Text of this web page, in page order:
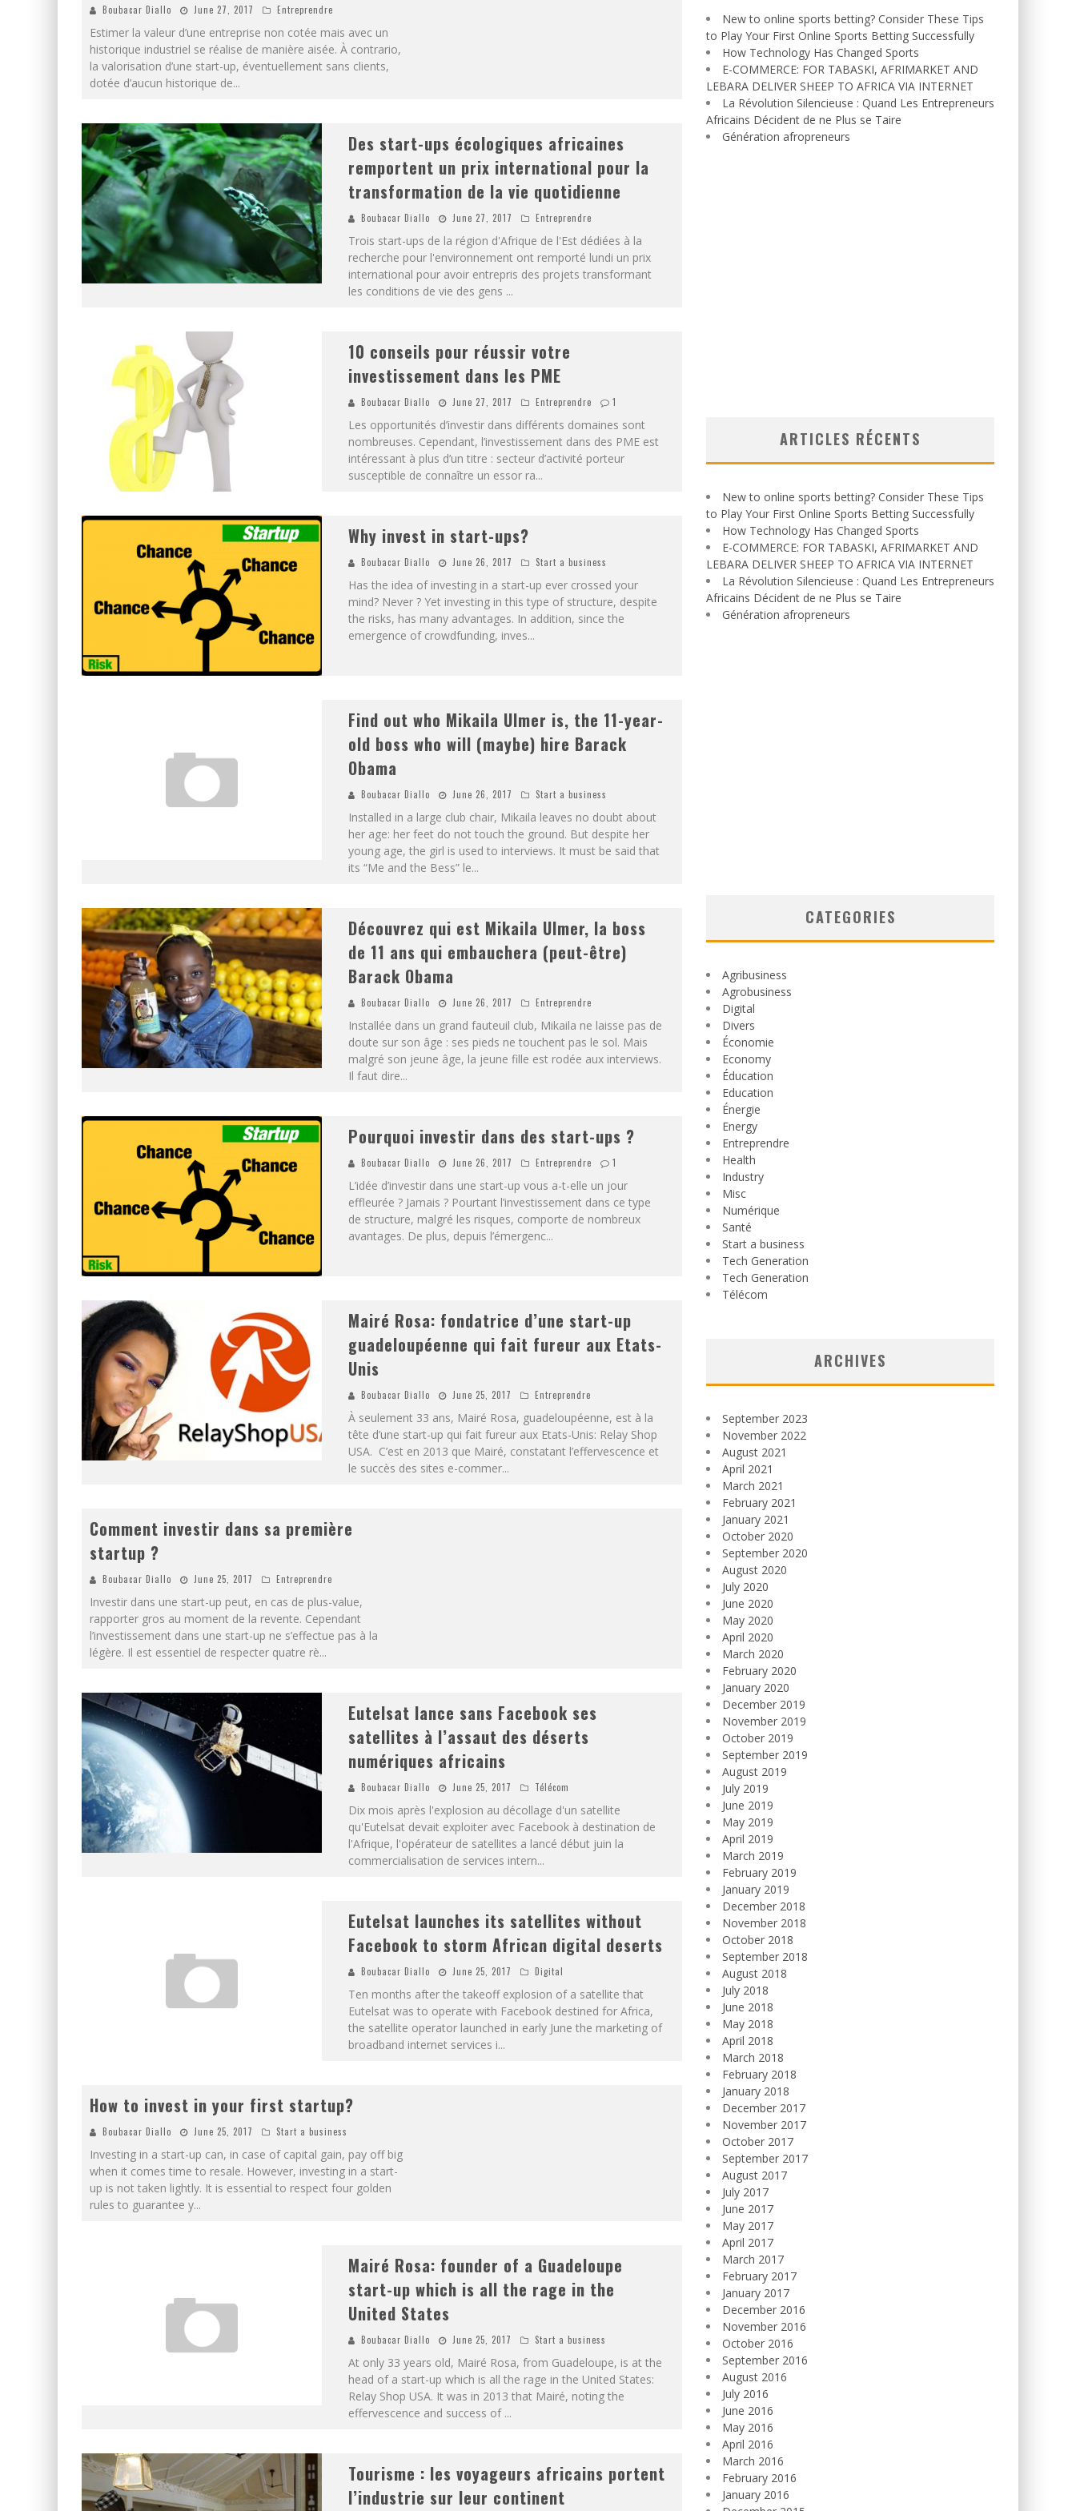
Boubacar Diallo June 27, 2017 Entreprendre
Estimer la valeur d’une entreprise non cotée mais avec un
historique industriel se réalise de manière aisée. À contrario,
la valorisation d’une start-up, éventuellement sans clients,
dotée d’aucun historique de...
Des start-ups écologiques africaines
remportent un prix international pour la
transformation de la vie quotidienne
Boubacar Diallo June 27, 2017 Entreprendre
Trois start-ups de la région d'Afrique de l'Est dédiées à la
recherche pour l'environnement ont remporté lundi un prix
international pour avoir entrepris des projets transformant
les conditions de vie des gens ...
10 conseils pour réussir votre
investissement dans les PME
Boubacar Diallo June 27, 2017 Entreprendre 1
Les opportunités d’investir dans différents domaines sont
nombreuses. Cependant, l’investissement dans des PME est
intéressant à plus d’un titre : secteur d’activité porteur
susceptible de connaître un essor ra...
Why invest in start-ups?
Boubacar Diallo June 26, 2017 Start a business
Has the idea of ​​investing in a start-up ever crossed your
mind? Never ? Yet investing in this type of structure, despite
the risks, has many advantages. In addition, since the
emergence of crowdfunding, inves...
Find out who Mikaila Ulmer is, the 11-year-
old boss who will (maybe) hire Barack
Obama
Boubacar Diallo June 26, 2017 Start a business
Installed in a large club chair, Mikaila leaves no doubt about
her age: her feet do not touch the ground. But despite her
young age, the girl is used to interviews. It must be said that
its “Me and the Bess” le...
Découvrez qui est Mikaila Ulmer, la boss
de 11 ans qui embauchera (peut-être)
Barack Obama
Boubacar Diallo June 26, 2017 Entreprendre
Installée dans un grand fauteuil club, Mikaila ne laisse pas de
doute sur son âge : ses pieds ne touchent pas le sol. Mais
malgré son jeune âge, la jeune fille est rodée aux interviews.
Il faut dire...
Pourquoi investir dans des start-ups ?
Boubacar Diallo June 26, 2017 Entreprendre 1
L’idée d’investir dans une start-up vous a-t-elle un jour
effleurée ? Jamais ? Pourtant l’investissement dans ce type
de structure, malgré les risques, comporte de nombreux
avantages. De plus, depuis l’émergenc...
Mairé Rosa: fondatrice d’une start-up
guadeloupéenne qui fait fureur aux Etats-
Unis
Boubacar Diallo June 25, 2017 Entreprendre
À seulement 33 ans, Mairé Rosa, guadeloupéenne, est à la
tête d’une start-up qui fait fureur aux Etats-Unis: Relay Shop
USA. C’est en 2013 que Mairé, constatant l’effervescence et
le succès des sites e-commer...
Comment investir dans sa première
startup ?
Boubacar Diallo June 25, 2017 Entreprendre
Investir dans une start-up peut, en cas de plus-value,
rapporter gros au moment de la revente. Cependant
l’investissement dans une start-up ne s’effectue pas à la
légère. Il est essentiel de respecter quatre rè...
Eutelsat lance sans Facebook ses
satellites à l’assaut des déserts
numériques africains
Boubacar Diallo June 25, 2017 Télécom
Dix mois après l'explosion au décollage d'un satellite
qu'Eutelsat devait exploiter avec Facebook à destination de
l'Afrique, l'opérateur de satellites a lancé début juin la
commercialisation de services intern...
Eutelsat launches its satellites without
Facebook to storm African digital deserts
Boubacar Diallo June 25, 2017 Digital
Ten months after the takeoff explosion of a satellite that
Eutelsat was to operate with Facebook destined for Africa,
the satellite operator launched in early June the marketing of
broadband internet services i...
How to invest in your first startup?
Boubacar Diallo June 25, 2017 Start a business
Investing in a start-up can, in case of capital gain, pay off big
when it comes time to resale. However, investing in a start-
up is not taken lightly. It is essential to respect four golden
rules to guarantee y...
Mairé Rosa: founder of a Guadeloupe
start-up which is all the rage in the
United States
Boubacar Diallo June 25, 2017 Start a business
At only 33 years old, Mairé Rosa, from Guadeloupe, is at the
head of a start-up which is all the rage in the United States:
Relay Shop USA. It was in 2013 that Mairé, noting the
effervescence and success of ...
Tourisme : les voyageurs africains portent
l’industrie sur leur continent
New to online sports betting? Consider These Tips
to Play Your First Online Sports Betting Successfully
How Technology Has Changed Sports
E-COMMERCE: FOR TABASKI, AFRIMARKET AND
LEBARA DELIVER SHEEP TO AFRICA VIA INTERNET
La Révolution Silencieuse : Quand Les Entrepreneurs
Africains Décident de ne Plus se Taire
Génération afropreneurs
ARTICLES RÉCENTS
New to online sports betting? Consider These Tips
to Play Your First Online Sports Betting Successfully
How Technology Has Changed Sports
E-COMMERCE: FOR TABASKI, AFRIMARKET AND
LEBARA DELIVER SHEEP TO AFRICA VIA INTERNET
La Révolution Silencieuse : Quand Les Entrepreneurs
Africains Décident de ne Plus se Taire
Génération afropreneurs
CATEGORIES
Agribusiness
Agrobusiness
Digital
Divers
Économie
Economy
Éducation
Education
Énergie
Energy
Entreprendre
Health
Industry
Misc
Numérique
Santé
Start a business
Tech Generation
Tech Generation
Télécom
ARCHIVES
September 2023
November 2022
August 2021
April 2021
March 2021
February 2021
January 2021
October 2020
September 2020
August 2020
July 2020
June 2020
May 2020
April 2020
March 2020
February 2020
January 2020
December 2019
November 2019
October 2019
September 2019
August 2019
July 2019
June 2019
May 2019
April 2019
March 2019
February 2019
January 2019
December 2018
November 2018
October 2018
September 2018
August 2018
July 2018
June 2018
May 2018
April 2018
March 2018
February 2018
January 2018
December 2017
November 2017
October 2017
September 2017
August 2017
July 2017
June 2017
May 2017
April 2017
March 2017
February 2017
January 2017
December 2016
November 2016
October 2016
September 2016
August 2016
July 2016
June 2016
May 2016
April 2016
March 2016
February 2016
January 2016